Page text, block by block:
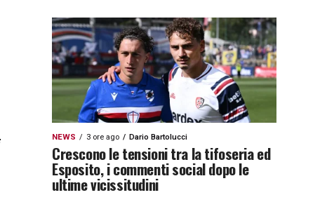
NEWS 3 ore ago Dario Bartolucci
Crescono le tensioni tra la tifoseria ed
Esposito, i commenti social dopo le
ultime vicissitudini